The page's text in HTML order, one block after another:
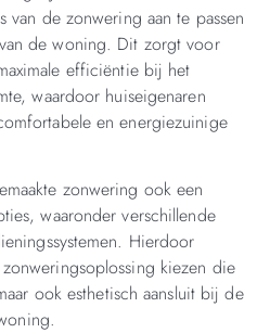
van de zonwering aan te passen
de woning. Dit zorgt voor
efficiëntie bij het
waardoor huiseigenaren
en energiezuinige
zonwering ook een
waaronder verschillende
Hierdoor
kiezen die
ook esthetisch aansluit bij de